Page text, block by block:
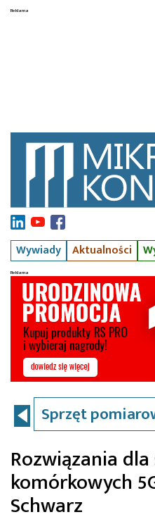
Wywiady Aktualności
Sprzęt
Rozwiązania
komórkowych
Schwarz